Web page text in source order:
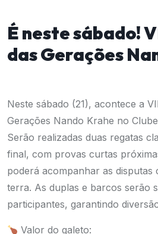
É neste sábado!
das Gerações
Neste sábado (21), acontece a
Gerações Nando Krahe no
Serão realizadas duas regatas
final, com provas curtas
poderá acompanhar as disputas
terra. As duplas e barcos serão
participantes, garantindo
Valor do galeto: